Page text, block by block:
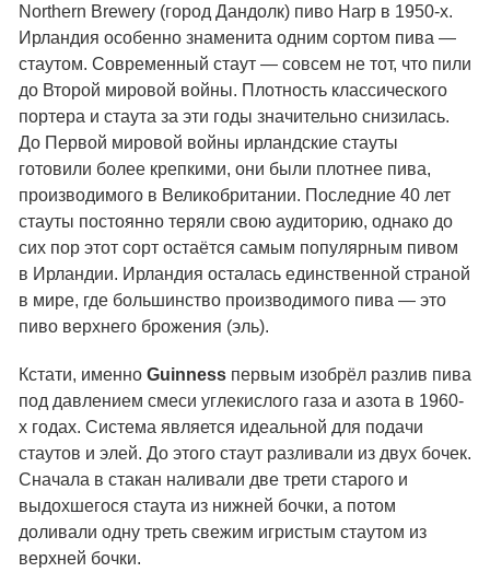
Northern Brewery (город Дандолк) пиво Harp в 1950-х.
Ирландия особенно знаменита одним сортом пива —
стаутом. Современный стаут — совсем не тот, что пили
до Второй мировой войны. Плотность классического
портера и стаута за эти годы значительно снизилась.
До Первой мировой войны ирландские стауты
готовили более крепкими, они были плотнее пива,
производимого в Великобритании. Последние 40 лет
стауты постоянно теряли свою аудиторию, однако до
сих пор этот сорт остаётся самым популярным пивом
в Ирландии. Ирландия осталась единственной страной
в мире, где большинство производимого пива — это
пиво верхнего брожения (эль).
Кстати, именно Guinness первым изобрёл разлив пива
под давлением смеси углекислого газа и азота в 1960-
х годах. Система является идеальной для подачи
стаутов и элей. До этого стаут разливали из двух бочек.
Сначала в стакан наливали две трети старого и
выдохшегося стаута из нижней бочки, а потом
доливали одну треть свежим игристым стаутом из
верхней бочки.